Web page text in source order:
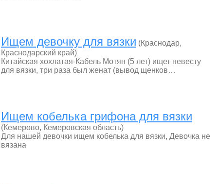
Ищем девочку для вязки (Краснодар,
Краснодарский край)
Китайская хохлатая-Кабель Мотян (5 лет) ищет невесту
для вязки, три раза был женат (вывод щенков…
Ищем кобелька грифона для вязки
(Кемерово, Кемеровская область)
Для нашей девочки ищем кобелька для вязки, Девочка не
вязана